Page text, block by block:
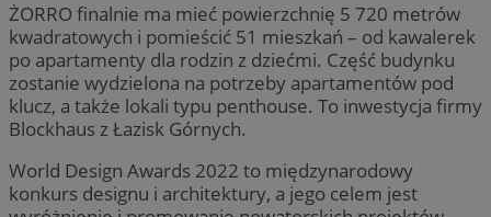
ŻORRO finalnie ma mieć powierzchnię 5 720 metrów
kwadratowych i pomieścić 51 mieszkań – od kawalerek
po apartamenty dla rodzin z dziećmi. Część budynku
zostanie wydzielona na potrzeby apartamentów pod
klucz, a także lokali typu penthouse. To inwestycja firmy
Blockhaus z Łazisk Górnych.
World Design Awards 2022 to międzynarodowy
konkurs designu i architektury, a jego celem jest